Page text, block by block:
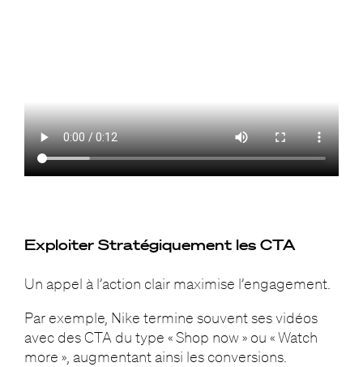
Exploiter Stratégiquement les CTA
Un appel à l’action clair maximise l’engagement.
Par exemple, Nike termine souvent ses vidéos
avec des CTA du type « Shop now » ou « Watch
more », augmentant ainsi les conversions.